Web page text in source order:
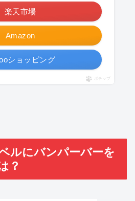
Amazon
楽天市場
ショッピング
ポチップ
ルにバンパーバーを
？